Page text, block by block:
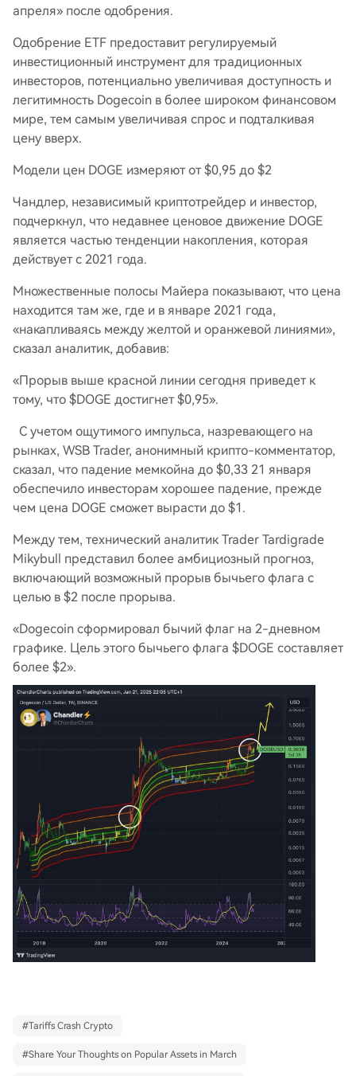
апреля» после одобрения.
Одобрение ETF предоставит регулируемый
инвестиционный инструмент для традиционных
инвесторов, потенциально увеличивая доступность и
легитимность Dogecoin в более широком финансовом
мире, тем самым увеличивая спрос и подталкивая
цену вверх.
Модели цен DOGE измеряют от $0,95 до $2
Чандлер, независимый криптотрейдер и инвестор,
подчеркнул, что недавнее ценовое движение DOGE
является частью тенденции накопления, которая
действует с 2021 года.
Множественные полосы Майера показывают, что цена
находится там же, где и в январе 2021 года,
«накапливаясь между желтой и оранжевой линиями»,
сказал аналитик, добавив:
«Прорыв выше красной линии сегодня приведет к
тому, что $DOGE достигнет $0,95».
С учетом ощутимого импульса, назревающего на
рынках, WSB Trader, анонимный крипто-комментатор,
сказал, что падение мемкойна до $0,33 21 января
обеспечило инвесторам хорошее падение, прежде
чем цена DOGE сможет вырасти до $1.
Между тем, технический аналитик Trader Tardigrade
Mikybull представил более амбициозный прогноз,
включающий возможный прорыв бычьего флага с
целью в $2 после прорыва.
«Dogecoin сформировал бычий флаг на 2-дневном
графике. Цель этого бычьего флага $DOGE составляет
более $2».
#Tariffs Crash Crypto
#Share Your Thoughts on Popular Assets in March